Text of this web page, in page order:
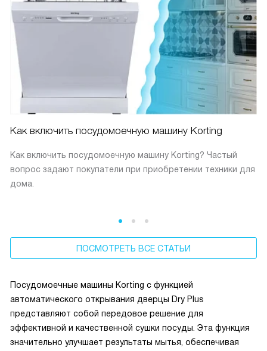
Как включить посудомоечную машину Korting
Как включить посудомоечную машину Korting? Частый
вопрос задают покупатели при приобретении техники для
дома.
ПОСМОТРЕТЬ ВСЕ СТАТЬИ
Посудомоечные машины Korting с функцией
автоматического открывания дверцы Dry Plus
представляют собой передовое решение для
эффективной и качественной сушки посуды. Эта функция
значительно улучшает результаты мытья, обеспечивая